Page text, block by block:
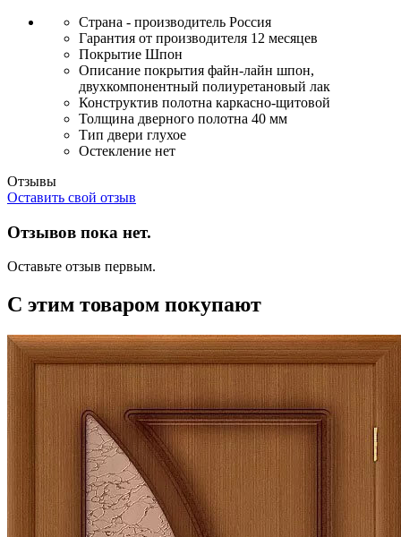
Страна - производитель Россия
Гарантия от производителя 12 месяцев
Покрытие Шпон
Описание покрытия файн-лайн шпон,
двухкомпонентный полиуретановый лак
Конструктив полотна каркасно-щитовой
Толщина дверного полотна 40 мм
Тип двери глухое
Остекление нет
Отзывы
Оставить свой отзыв
Отзывов пока нет.
Оставьте отзыв первым.
С этим товаром покупают